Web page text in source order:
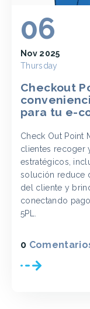
06
Nov 2025
Thursday
Checkout
para tu e-
Check Out Point
clientes recoger
estratégicos,
solución reduce
del cliente y
conectando
5PL.
0